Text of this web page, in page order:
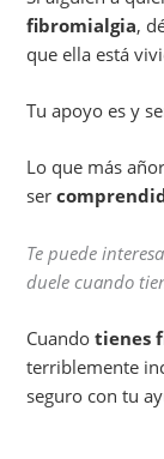
fibromialgia,
que ella está
Tu apoyo es y
Lo que más
ser
Te puede
duele cuando
Cuandotienes
terriblemente
seguro con tu